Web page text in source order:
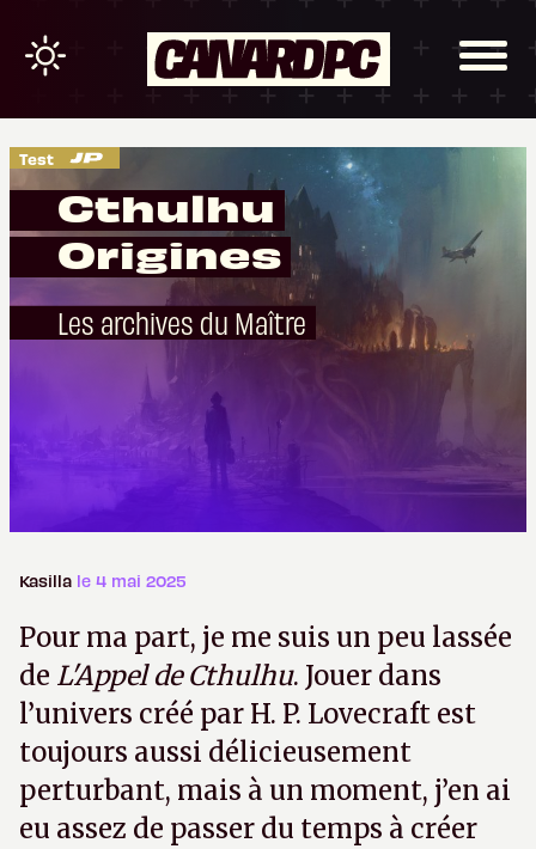
Test
Cthulhu
Origines
Les archives du Maître
Kasilla le 4 mai 2025
Pour ma part, je me suis un peu lassée
de L'Appel de Cthulhu. Jouer dans
l’univers créé par H. P. Lovecraft est
toujours aussi délicieusement
perturbant, mais à un moment, j’en ai
eu assez de passer du temps à créer